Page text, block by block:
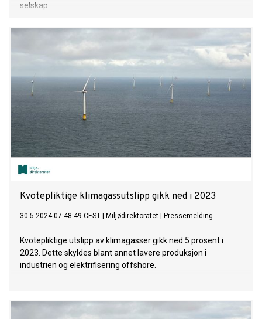
selskap.
Kvotepliktige klimagassutslipp gikk ned i 2023
30.5.2024 07:48:49 CEST Miljødirektoratet Pressemelding
Kvotepliktige utslipp av klimagasser gikk ned 5 prosent i
2023. Dette skyldes blant annet lavere produksjon i
industrien og elektrifisering offshore.